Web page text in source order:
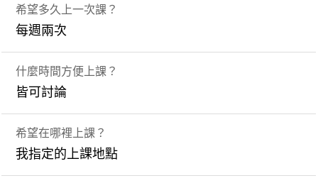
希望多久上一次課？
每週兩次
什麼時間方便上課？
皆可討論
希望在哪裡上課？
我指定的上課地點